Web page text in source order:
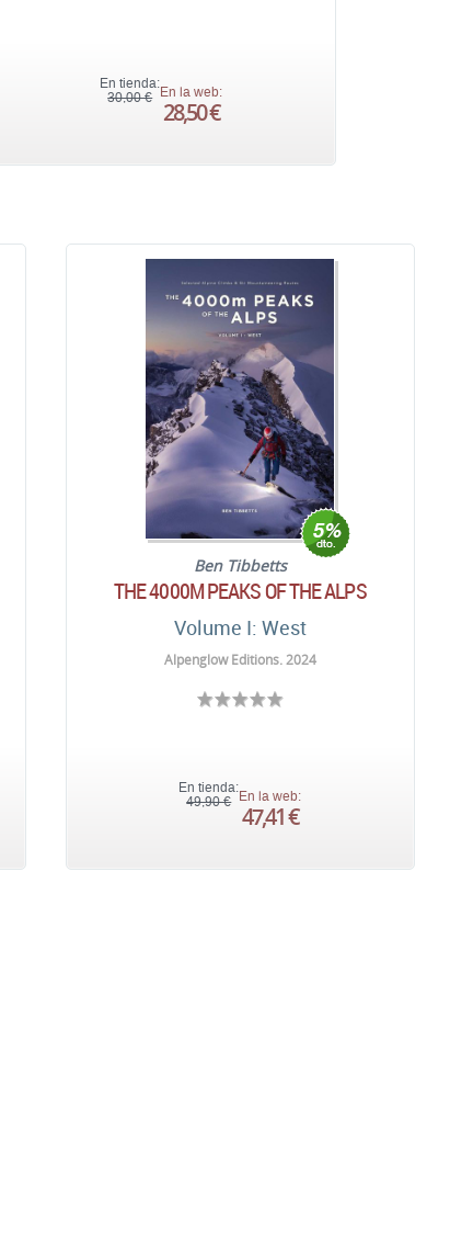
En tienda:
30,00 €
En la web:
28,50 €
Ben Tibbetts
THE 4000M PEAKS OF THE ALPS
Volume I: West
Alpenglow Editions. 2024
En tienda:
49,90 €
En la web:
47,41 €